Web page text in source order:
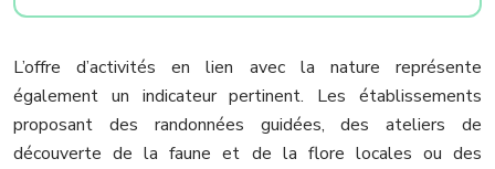
L’offre d’activités en lien avec la nature représente
également un indicateur pertinent. Les établissements
proposant des randonnées guidées, des ateliers de
découverte de la faune et de la flore locales ou des